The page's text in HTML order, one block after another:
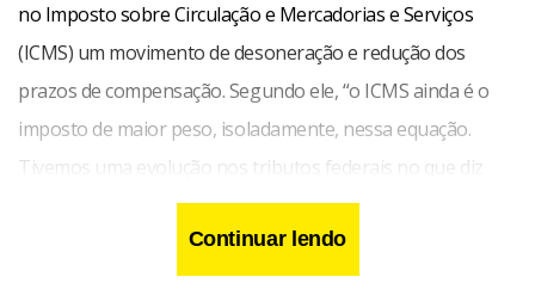
no Imposto sobre Circulação e Mercadorias e Serviços
(ICMS) um movimento de desoneração e redução dos
prazos de compensação. Segundo ele, “o ICMS ainda é o
imposto de maior peso, isoladamente, nessa equação.
Tivemos uma evolução nos tributos federais no que diz
respeito à desoneração, mas não evoluímos nos tributos
Continuar lendo